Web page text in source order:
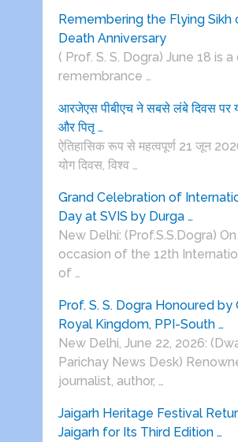
Remembering the Flying Sikh
Death Anniversary
( Prof. S. S. Dogra) June 18 is
remembrance …
आरजेएस पीबीएच ने सबसे लंबे दिवस पर
और पितृ …
ऐतिहासिक रूप से महत्वपूर्ण 21 जून
योग दिवस, विश्व …
Grand Celebration of
Day at SVIS by Durga …
New Delhi: (Prof.S.S.Dogra)
occasion of the 12th
of …
Prof. S. S. Dogra Honoured by
Royal Kingdom, PPI-South …
New Delhi, June 22, 2026:
Parichay News Desk)
journalist, author, …
Jaigarh Heritage Festival
Jaigarh for Its Third Edition …